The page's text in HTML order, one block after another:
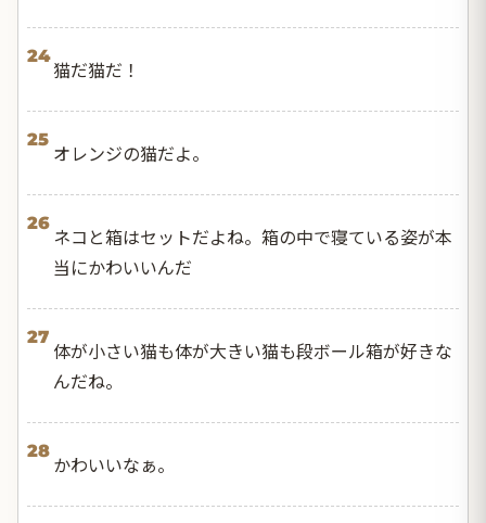
24
猫だ猫だ！
25
オレンジの猫だよ。
26
ネコと箱はセットだよね。箱の中で寝ている姿が本
当にかわいいんだ
27
体が小さい猫も体が大きい猫も段ボール箱が好きな
んだね。
28
かわいいなぁ。